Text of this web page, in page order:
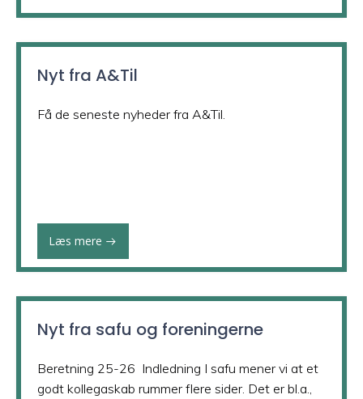
Nyt fra A&Til
Få de seneste nyheder fra A&Til.
Læs mere
Nyt fra safu og foreningerne
Beretning 25-26 Indledning I safu mener vi at et
godt kollegaskab rummer flere sider. Det er bl.a.,